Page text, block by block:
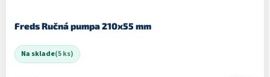
Freds Ručná pumpa 210x55 mm
Na sklade(5 ks)